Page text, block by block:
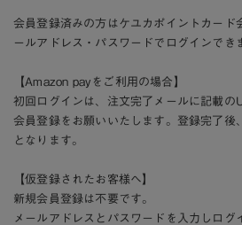
会員登録済みの方はケユカポイントカード
ールアドレス・パスワードでログインでき
【Amazon payをご利用の場合】
初回ログインは、注文完了メールに記載の
会員登録をお願いいたします。登録完了後
となります。
【仮登録されたお客様へ】
新規会員登録は不要です。
メールアドレスとパスワードを入力しログ